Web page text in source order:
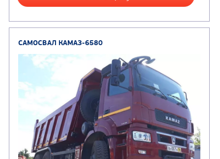
Цена по запросу
Производитель
Экологический класс
Грузоподъемность, кг
Вместимость кузова, м3
Направление разгрузки
Колесная формула
Узнать цену